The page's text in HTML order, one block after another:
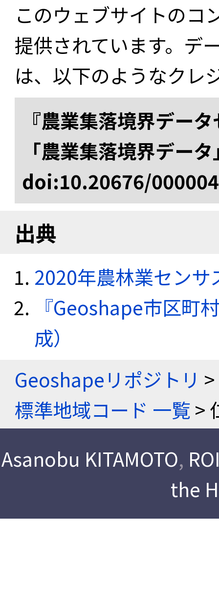
このウェブサイトのコ
提供されています。デ
は、以下のようなクレ
『農業集落境界デー
「農業集落境界デー
doi:10.20676/
出典
2020年農林業セン
『Geoshape市区町
成）
Geoshapeリポジトリ >
標準地域コード 一覧>
Asanobu KITAMOTO,
the